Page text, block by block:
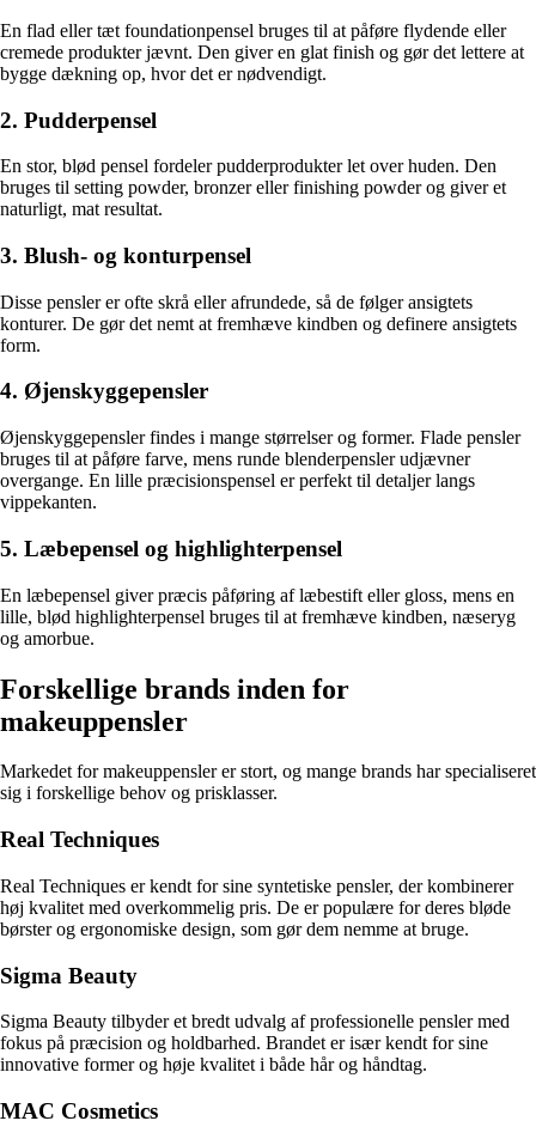
En flad eller tæt foundationpensel bruges til at påføre flydende eller
cremede produkter jævnt. Den giver en glat finish og gør det lettere at
bygge dækning op, hvor det er nødvendigt.
2. Pudderpensel
En stor, blød pensel fordeler pudderprodukter let over huden. Den
bruges til setting powder, bronzer eller finishing powder og giver et
naturligt, mat resultat.
3. Blush- og konturpensel
Disse pensler er ofte skrå eller afrundede, så de følger ansigtets
konturer. De gør det nemt at fremhæve kindben og definere ansigtets
form.
4. Øjenskyggepensler
Øjenskyggepensler findes i mange størrelser og former. Flade pensler
bruges til at påføre farve, mens runde blenderpensler udjævner
overgange. En lille præcisionspensel er perfekt til detaljer langs
vippekanten.
5. Læbepensel og highlighterpensel
En læbepensel giver præcis påføring af læbestift eller gloss, mens en
lille, blød highlighterpensel bruges til at fremhæve kindben, næseryg
og amorbue.
Forskellige brands inden for
makeuppensler
Markedet for makeuppensler er stort, og mange brands har specialiseret
sig i forskellige behov og prisklasser.
Real Techniques
Real Techniques er kendt for sine syntetiske pensler, der kombinerer
høj kvalitet med overkommelig pris. De er populære for deres bløde
børster og ergonomiske design, som gør dem nemme at bruge.
Sigma Beauty
Sigma Beauty tilbyder et bredt udvalg af professionelle pensler med
fokus på præcision og holdbarhed. Brandet er især kendt for sine
innovative former og høje kvalitet i både hår og håndtag.
MAC Cosmetics